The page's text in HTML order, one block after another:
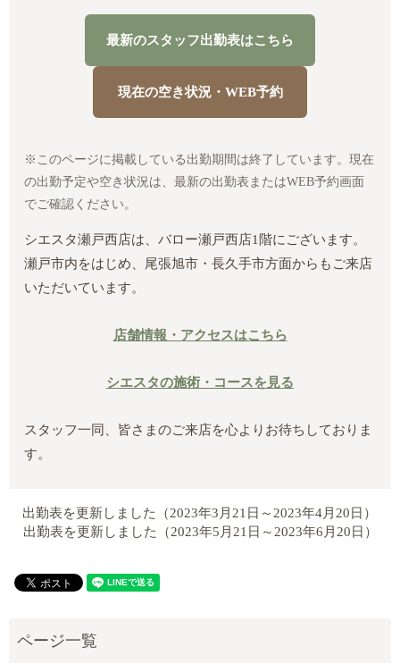
最新のスタッフ出勤表はこちら
現在の空き状況・WEB予約
※このページに掲載している出勤期間は終了しています。現在
の出勤予定や空き状況は、最新の出勤表またはWEB予約画面
でご確認ください。
シエスタ瀬戸西店は、バロー瀬戸西店1階にございます。
瀬戸市内をはじめ、尾張旭市・長久手市方面からもご来店
いただいています。
店舗情報・アクセスはこちら
シエスタの施術・コースを見る
スタッフ一同、皆さまのご来店を心よりお待ちしておりま
す。
出勤表を更新しました（2023年3月21日～2023年4月20日）
出勤表を更新しました（2023年5月21日～2023年6月20日）